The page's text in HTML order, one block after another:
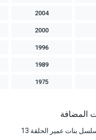
2004
2000
1996
1989
1975
المضافة
بنات عمير الحلقة 13